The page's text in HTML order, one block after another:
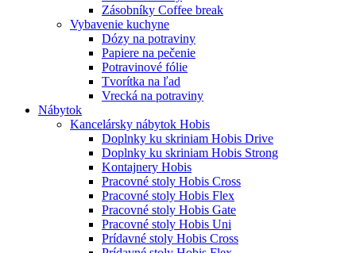
Zásobníky Coffee break
Vybavenie kuchyne
Dózy na potraviny
Papiere na pečenie
Potravinové fólie
Tvorítka na ľad
Vrecká na potraviny
Nábytok
Kancelársky nábytok Hobis
Doplnky ku skriniam Hobis Drive
Doplnky ku skriniam Hobis Strong
Kontajnery Hobis
Pracovné stoly Hobis Cross
Pracovné stoly Hobis Flex
Pracovné stoly Hobis Gate
Pracovné stoly Hobis Uni
Prídavné stoly Hobis Cross